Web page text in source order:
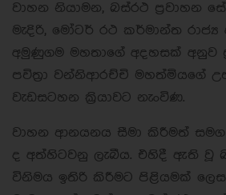
වාහන නියාමන, බස්රථ ප්‍රවාහන
මැදිරි, මෝටර් රථ කර්මාන්ත රාජ්‍ය
අමුණුගම මහතාගේ අදහසක් අනුව
පවිත්‍රා වන්නිආරච්චි මහත්මියගේ
වැඩසටහන ක්‍රියාවට නැංවිණ.
වාහන ආනයනය සීමා කිරීමත්
ද අත්හිටවනු ලැබීය. එහිදී ඇති වූ
විනිමය ඉතිරි කිරීමට පිළියමක්